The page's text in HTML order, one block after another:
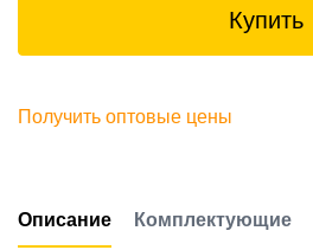
Купить
Получить оптовые цены
Описание Комплектующие